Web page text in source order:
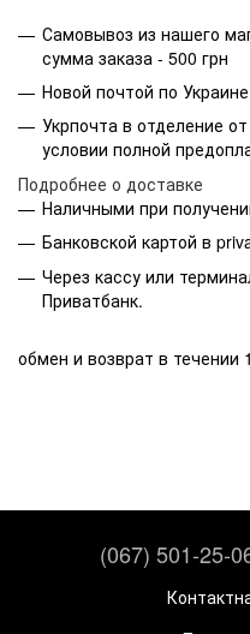
Самовывоз из нашего
сумма заказа - 500 грн
Новой почтой по
Укрпочта в отделение
условии полной
Подробнее о доставке
Наличными при
Банковской картой в
Через кассу или
Приватбанк.
обмен и возврат в течении
(067) 501-25-